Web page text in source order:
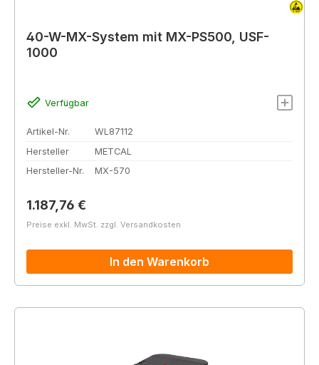
40-W-MX-System mit MX-PS500, USF-
1000
Verfügbar
Artikel-Nr.
WL87112
Hersteller
METCAL
Hersteller-Nr.
MX-570
Regulärer Preis:
1.187,76 €
Preise exkl. MwSt. zzgl. Versandkosten
In den Warenkorb